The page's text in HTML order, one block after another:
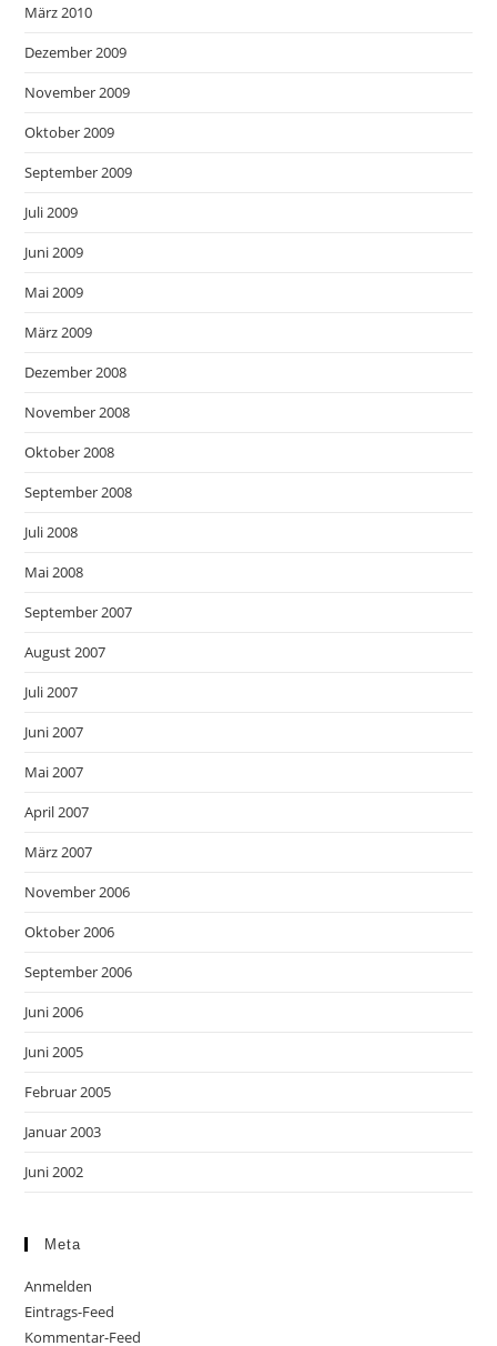
März 2010
Dezember 2009
November 2009
Oktober 2009
September 2009
Juli 2009
Juni 2009
Mai 2009
März 2009
Dezember 2008
November 2008
Oktober 2008
September 2008
Juli 2008
Mai 2008
September 2007
August 2007
Juli 2007
Juni 2007
Mai 2007
April 2007
März 2007
November 2006
Oktober 2006
September 2006
Juni 2006
Juni 2005
Februar 2005
Januar 2003
Juni 2002
Meta
Anmelden
Eintrags-Feed
Kommentar-Feed